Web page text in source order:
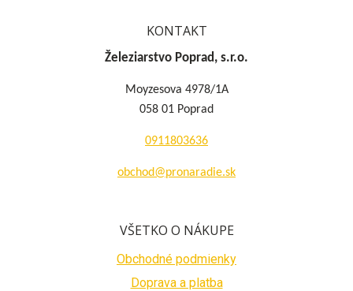
KONTAKT
Železiarstvo Poprad, s.r.o.
Moyzesova 4978/1A
058 01 Poprad
0911803636
obchod@pronaradie.sk
VŠETKO O NÁKUPE
Obchodné podmienky
Doprava a platba